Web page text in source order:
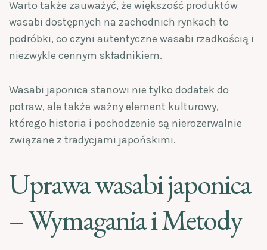
Warto także zauważyć, że większość produktów
wasabi dostępnych na zachodnich rynkach to
podróbki, co czyni autentyczne wasabi rzadkością i
niezwykle cennym składnikiem.
Wasabi japonica stanowi nie tylko dodatek do
potraw, ale także ważny element kulturowy,
którego historia i pochodzenie są nierozerwalnie
związane z tradycjami japońskimi.
Uprawa wasabi japonica
– Wymagania i Metody